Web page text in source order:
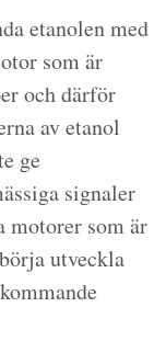
etanolen med
som är
och därför
av etanol
ge
signaler
motorer som är
utveckla